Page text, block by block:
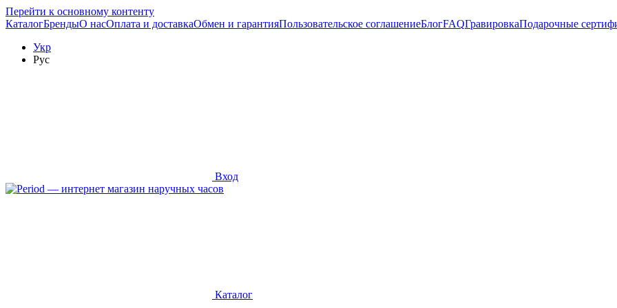
Перейти к основному контенту
КаталогБрендыО насОплата и доставкаОбмен и гарантияПользовательское соглашениеБлогFAQГравировкаПодарочные
Укр
Рус
Вход
Каталог